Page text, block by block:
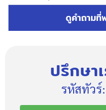
ดูคำถาม
ปรึกษา
รหัสทัวร์: